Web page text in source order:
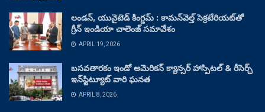
లండన్, యునైటెడ్ కింగ్డమ్ : కామన్‌వెల్త్ సెక్రటేరియట్‌తో
గ్రీన్ ఇండియా చాలెంజ్ సమావేశం
APRIL 19, 2026
బసవతారకం ఇండో అమెరికన్ క్యాన్సర్ హాస్పిటల్ & రీసెర్చ్
ఇన్‌స్టిట్యూట్ వారి ఘనత
APRIL 8, 2026